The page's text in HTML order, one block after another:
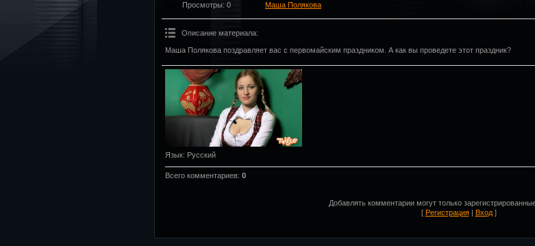
Просмотры: 0 Маша Полякова
Описание материала:
Маша Полякова поздравляет вас с первомайским праздником. А как вы проведете этот праздник?
Язык: Русский
Всего комментариев: 0
Добавлять комментарии могут только
[ Регистрация| Вход]